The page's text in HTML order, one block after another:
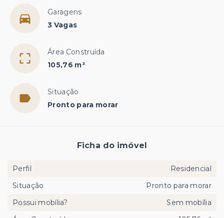
Garagens
3 Vagas
Área Construída
105,76 m²
Situação
Pronto para morar
Ficha do imóvel
Perfil
Residencial
Situação
Pronto para morar
Possui mobília?
Sem mobília